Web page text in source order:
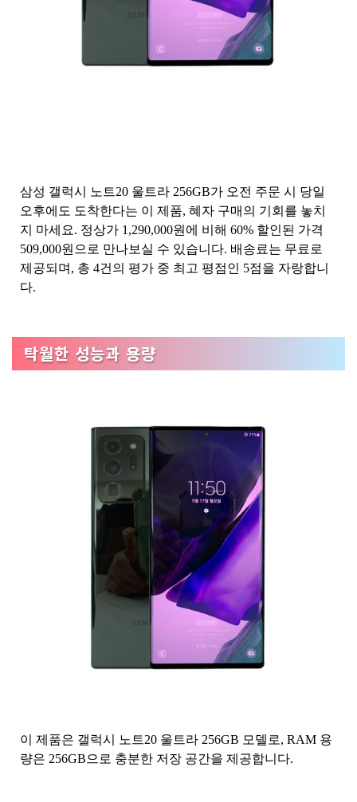
삼성 갤럭시 노트20 울트라 256GB가 오전 주문 시 당일
오후에도 도착한다는 이 제품, 혜자 구매의 기회를 놓치
지 마세요. 정상가 1,290,000원에 비해 60% 할인된 가격
509,000원으로 만나보실 수 있습니다. 배송료는 무료로
제공되며, 총 4건의 평가 중 최고 평점인 5점을 자랑합니
다.
탁월한 성능과 용량
이 제품은 갤럭시 노트20 울트라 256GB 모델로, RAM 용
량은 256GB으로 충분한 저장 공간을 제공합니다.